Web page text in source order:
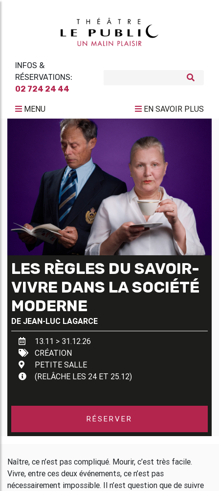
INFOS &
RÉSERVATIONS:
02 724 24 44
MENU EN SAVOIR PLUS
LES RÈGLES DU SAVOIR-
VIVRE DANS LA SOCIÉTÉ
MODERNE
DE JEAN-LUC LAGARCE
13.11 > 31.12.26
CRÉATION
PETITE SALLE
(RELÂCHE LES 24 ET 25.12)
RÉSERVER
Naître, ce n’est pas compliqué. Mourir, c’est très facile.
Vivre, entre ces deux événements, ce n’est pas
nécessairement impossible. Il n’est question que de suivre